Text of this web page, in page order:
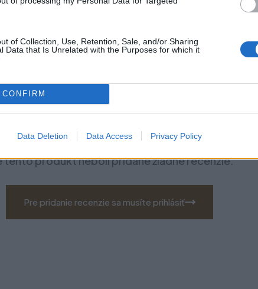
of Collection, Use, Retention, Sale, and/or Sharing
Data that Is Unrelated with the Purposes for which it
CONFIRM
Data Deletion Data Access Privacy Policy
Recenzie produktu
tento produkt neboli pridané žiadne recenzie.
Pre pridanie recenzie sa musíte prihlásiť